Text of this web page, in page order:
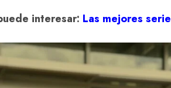
interesar: Las mejores